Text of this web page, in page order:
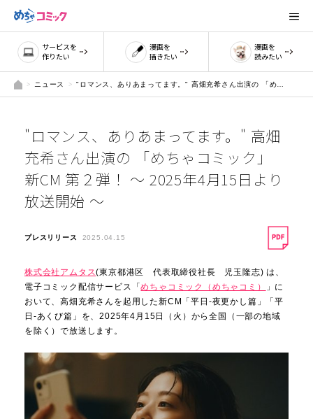
サービスを
作りたい
漫画を
描きたい
漫画を
読みたい
ニュース
"ロマンス、ありあまってます。" 高畑
充希さん出演の 「めちゃコミック」
新CM 第２弾！ ～ 2025年4月15日より
放送開始 ～
プレスリリース 2025.04.15
株式会社アムタス(東京都港区 代表取締役社長 児玉隆志) は、
電子コミック配信サービス「めちゃコミック（めちゃコミ）
」に
おいて、高畑充希さんを起用した新CM「平日-夜更かし篇」「平
日-あくび篇」を、2025年4月15日（火）から全国（一部の地域
を除く）で放送します。